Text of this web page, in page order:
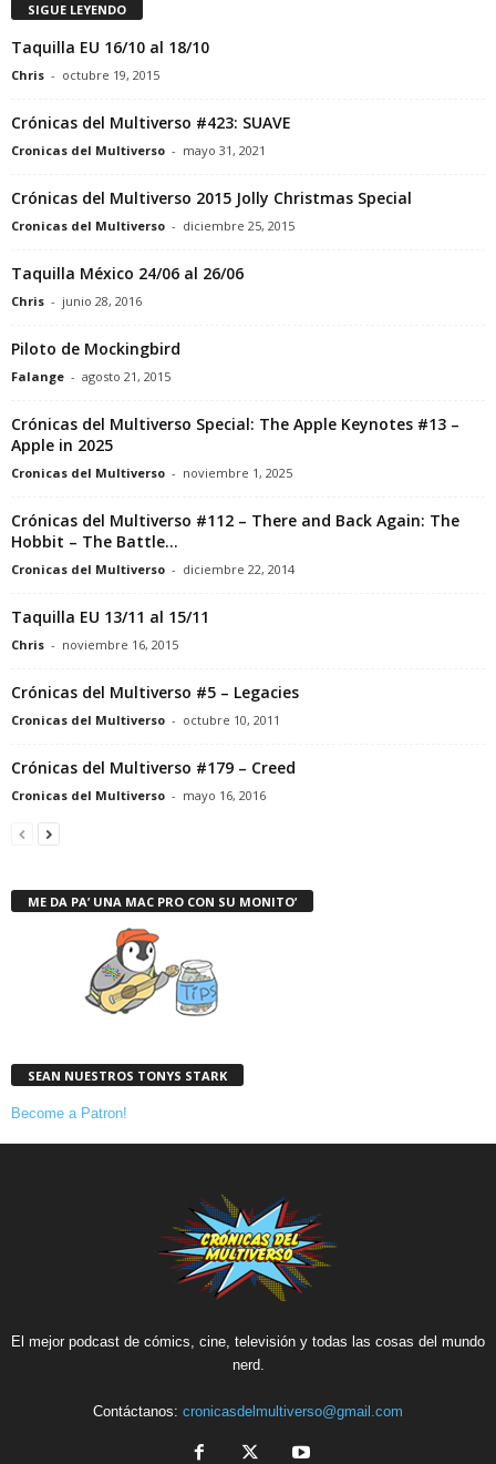
SIGUE LEYENDO
Taquilla EU 16/10 al 18/10
Chris - octubre 19, 2015
Crónicas del Multiverso #423: SUAVE
Cronicas del Multiverso - mayo 31, 2021
Crónicas del Multiverso 2015 Jolly Christmas Special
Cronicas del Multiverso - diciembre 25, 2015
Taquilla México 24/06 al 26/06
Chris - junio 28, 2016
Piloto de Mockingbird
Falange - agosto 21, 2015
Crónicas del Multiverso Special: The Apple Keynotes #13 –
Apple in 2025
Cronicas del Multiverso - noviembre 1, 2025
Crónicas del Multiverso #112 – There and Back Again: The
Hobbit – The Battle...
Cronicas del Multiverso - diciembre 22, 2014
Taquilla EU 13/11 al 15/11
Chris - noviembre 16, 2015
Crónicas del Multiverso #5 – Legacies
Cronicas del Multiverso - octubre 10, 2011
Crónicas del Multiverso #179 – Creed
Cronicas del Multiverso - mayo 16, 2016
ME DA PA’ UNA MAC PRO CON SU MONITO’
SEAN NUESTROS TONYS STARK
Become a Patron!
El mejor podcast de cómics, cine, televisión y todas las cosas del mundo
nerd.
Contáctanos: cronicasdelmultiverso@gmail.com